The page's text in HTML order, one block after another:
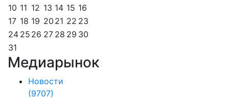
10 11 12 13 14 15 16
17 18 19 20 21 22 23
24 25 26 27 28 29 30
31
Медиарынок
Новости
(9707)